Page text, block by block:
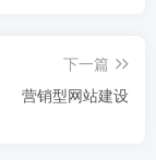
下一篇
营销型网站建设